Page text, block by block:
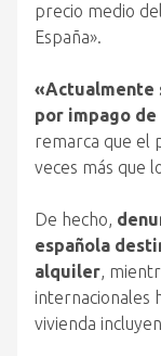
precio medio
España».
«Actualmente
por impago
remarca que el
veces más que
De hecho,
española
alquiler,
internacionales
vivienda